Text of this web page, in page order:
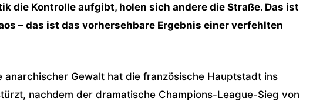
die Kontrolle aufgibt, holen sich andere die Straße. Das ist
– das ist das vorhersehbare Ergebnis einer verfehlten
anarchischer Gewalt hat die französische Hauptstadt ins
nachdem der dramatische Champions-League-Sieg von